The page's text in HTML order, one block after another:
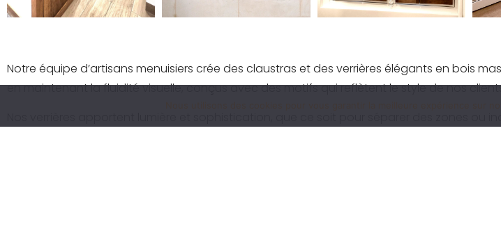
Notre équipe d’artisans menuisiers crée des claustras et des verrières élégants en bois
en maintenant la fluidité visuelle, conçus avec des motifs qui reflètent le style de nos
Nos verrières apportent lumière et sophistication, que ce soit pour séparer des zones ou